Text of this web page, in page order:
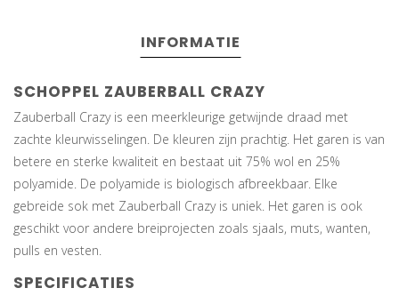
INFORMATIE
SCHOPPEL ZAUBERBALL CRAZY
Zauberball Crazy is een meerkleurige getwijnde draad met
zachte kleurwisselingen. De kleuren zijn prachtig. Het garen is van
betere en sterke kwaliteit en bestaat uit 75% wol en 25%
polyamide. De polyamide is biologisch afbreekbaar. Elke
gebreide sok met Zauberball Crazy is uniek. Het garen is ook
geschikt voor andere breiprojecten zoals sjaals, muts, wanten,
pulls en vesten.
SPECIFICATIES